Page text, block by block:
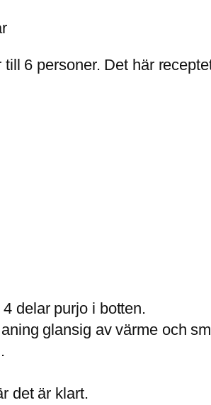
6 personer. Det här
delar purjo i botten.
glansig av värme och
det är klart.